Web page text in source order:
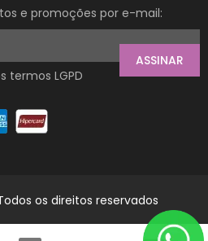
e promoções por e-mail:
ASSINAR
termos LGPD
os direitos reservados